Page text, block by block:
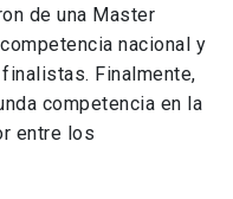
de una Master
nacional y
Finalmente,
competencia en la
entre los